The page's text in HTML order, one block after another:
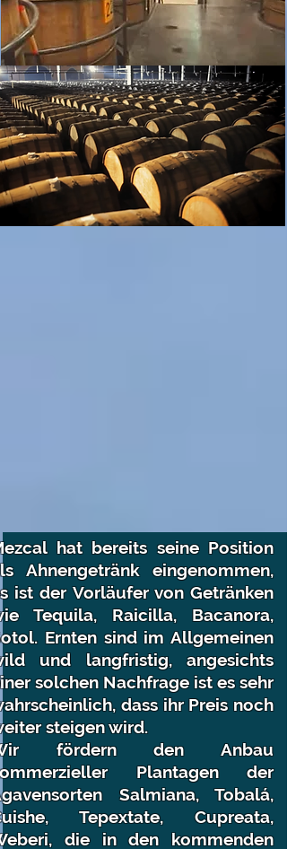
hat bereits seine Position
Ahnengetränk eingenommen,
ist der Vorläufer von Getränken
Tequila, Raicilla, Bacanora,
Ernten sind im Allgemeinen
und langfristig, angesichts
solchen Nachfrage ist es sehr
dass ihr Preis noch
steigen wird.
fördern den Anbau
Plantagen der
Salmiana, Tobalá,
Tepextate, Cupreata,
die in den
kommenden